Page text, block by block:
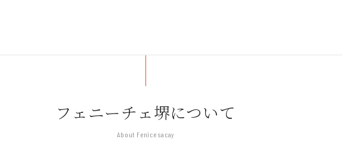
フェニーチェ堺について
About Fenice sacay